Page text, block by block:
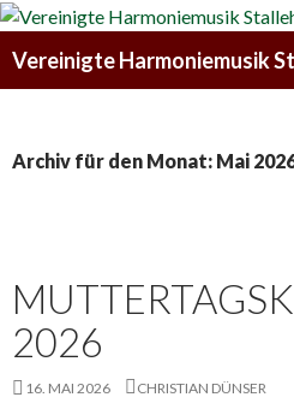
Archiv für den Monat: Mai
2026
16. MAI 2026 CHRISTIAN DÜNSER